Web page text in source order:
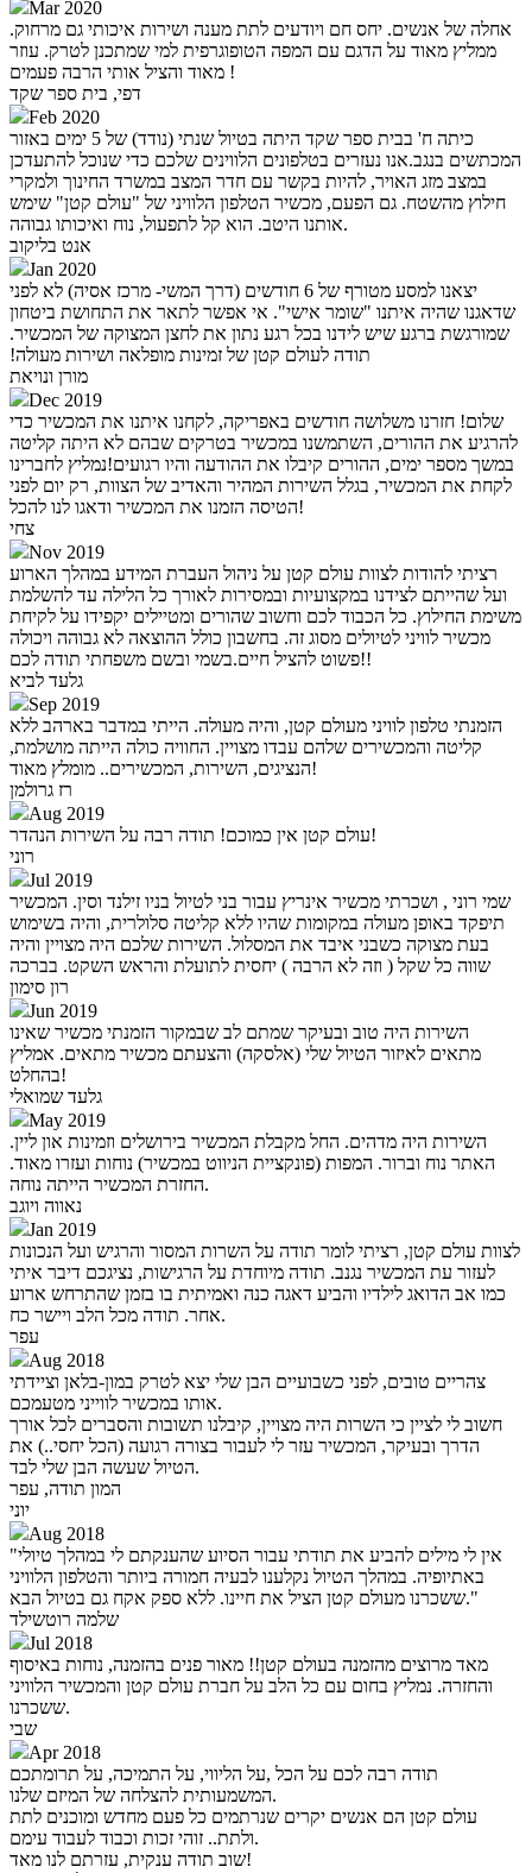
Mar 2020
אחלה של אנשים. יחס חם ויודעים לתת מענה ושירות איכותי גם מרחוק.
ממליץ מאוד על הדגם עם המפה הטופוגרפית למי שמתכנן לטרק. עוזר
מאוד והציל אותי הרבה פעמים !
דפי, בית ספר שקד
Feb 2020
כיתה ח' בבית ספר שקד היתה בטיול שנתי (נודד) של 5 ימים באזור
המכתשים בנגב.אנו נעזרים בטלפונים הלווינים שלכם כדי שנוכל להתעדכן
במצב מזג האויר, להיות בקשר עם חדר המצב במשרד החינוך ולמקרי
חילוץ מהשטח. גם הפעם, מכשיר הטלפון הלוויני של "עולם קטן" שימש
אותנו היטב. הוא קל לתפעול, נוח ואיכותו גבוהה.
אנט בליקוב
Jan 2020
יצאנו למסע מטורף של 6 חודשים (דרך המשי- מרכז אסיה) לא לפני
שדאגנו שהיה איתנו "שומר אישי". אי אפשר לתאר את התחושת ביטחון
שמורגשת ברגע שיש לידנו בכל רגע נתון את לחצן המצוקה של המכשיר.
תודה לעולם קטן של זמינות מופלאה ושירות מעולה!‏
מורן ונויאת
Dec 2019
שלום! חזרנו משלושה חודשים באפריקה, לקחנו איתנו את המכשיר כדי
להרגיע את ההורים, השתמשנו במכשיר בטרקים שבהם לא היתה קליטה
במשך מספר ימים, ההורים קיבלו את ההודעה והיו רגועים!נמליץ לחברינו
לקחת את המכשיר, בגלל השירות המהיר והאדיב של הצוות, רק יום לפני
הטיסה הזמנו את המכשיר ודאגו לנו להכל!
צחי
Nov 2019
רציתי להודות לצוות עולם קטן על ניהול העברת המידע במהלך הארוע
ועל שהייתם לצידנו במקצועיות ובמסירות לאורך כל הלילה עד להשלמת
משימת החילוץ. כל הכבוד לכם וחשוב שהורים ומטיילים יקפידו על לקיחת
מכשיר לוויני לטיולים מסוג זה. בחשבון כולל ההוצאה לא גבוהה ויכולה
פשוט להציל חיים.בשמי ובשם משפחתי תודה לכם!!
גלעד לביא
Sep 2019
הזמנתי טלפון לוויני מעולם קטן, והיה מעולה. הייתי במדבר בארהב ללא
קליטה והמכשירים שלהם עבדו מצויין. החוויה כולה הייתה מושלמת,
הנציגים, השירות, המכשירים.. מומלץ מאוד!
רז גרולמן
Aug 2019
עולם קטן אין כמוכם! תודה רבה על השירות הנהדר!
רוני
Jul 2019
שמי רוני , ושכרתי מכשיר אינריץ עבור בני לטיול בניו זילנד וסין. המכשיר
תיפקד באופן מעולה במקומות שהיו ללא קליטה סלולרית, והיה בשימוש
בעת מצוקה כשבני איבד את המסלול. השירות שלכם היה מצויין והיה
שווה כל שקל ( וזה לא הרבה ) יחסית לתועלת והראש השקט. בברכה
רון סימון
Jun 2019
השירות היה טוב ובעיקר שמתם לב שבמקור הזמנתי מכשיר שאינו
מתאים לאיזור הטיול שלי (אלסקה) והצעתם מכשיר מתאים. אמליץ
בהחלט!
גלעד שמואלי
May 2019
השירות היה מדהים. החל מקבלת המכשיר בירושלים וזמינות און ליין.
האתר נוח וברור. המפות (פונקציית הניווט במכשיר) נוחות ועזרו מאוד.
החזרת המכשיר הייתה נוחה.
נאווה ויוגב
Jan 2019
לצוות עולם קטן, רציתי לומר תודה על השרות המסור והרגיש ועל הנכונות
לעזור עת המכשיר נגנב. תודה מיוחדת על הרגישות, נציגכם דיבר איתי
כמו אב הדואג לילדיו והביע דאגה כנה ואמיתית בו בזמן שהתרחש ארוע
אחר. תודה מכל הלב ויישר כח.
עפר
Aug 2018
צהריים טובים, לפני כשבועיים הבן שלי יצא לטרק במון-בלאן וציידתי
אותו במכשיר לווייני מטעמכם.
חשוב לי לציין כי השרות היה מצויין, קיבלנו תשובות והסברים לכל אורך
הדרך ובעיקר, המכשיר עזר לי לעבור בצורה רגועה (הכל יחסי..) את
הטיול שעשה הבן שלי לבד.
המון תודה, עפר
יוני
Aug 2018
"אין לי מילים להביע את תודתי עבור הסיוע שהענקתם לי במהלך טיולי
באתיופיה. במהלך הטיול נקלענו לבעיה חמורה ביותר והטלפון הלוויני
ששכרנו מעולם קטן הציל את חיינו. ללא ספק אקח גם בטיול הבא."
שלמה רוטשילד
Jul 2018
מאד מרוצים מהזמנה בעולם קטן!! מאור פנים בהזמנה, נוחות באיסוף
והחזרה. נמליץ בחום עם כל הלב על חברת עולם קטן והמכשיר הלוויני
ששכרנו.
שבי
Apr 2018
תודה רבה לכם על הכל ,על הליווי, על התמיכה, על תרומתכם
המשמעותית להצלחה של המיזם שלנו.
עולם קטן הם אנשים יקרים שנרתמים כל פעם מחדש ומוכנים לתת
ולתת.. זוהי זכות וכבוד לעבוד עימם.
שוב תודה ענקית, עזרתם לנו מאד!